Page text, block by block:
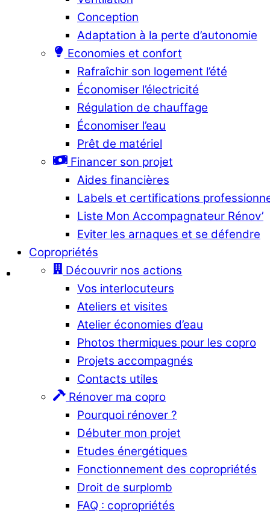
Conception
Adaptation à la perte d’autonomie
Economies et confort
Rafraîchir son logement l’été
Économiser l’électricité
Régulation de chauffage
Économiser l’eau
Prêt de matériel
Financer son projet
Aides financières
Labels et certifications
Liste Mon Accompagnateur Rénov’
Eviter les arnaques et se défendre
Copropriétés
Découvrir nos actions
Vos interlocuteurs
Ateliers et visites
Atelier économies d’eau
Photos thermiques pour les copro
Projets accompagnés
Contacts utiles
Rénover ma copro
Pourquoi rénover ?
Débuter mon projet
Etudes énergétiques
Fonctionnement des copropriétés
Droit de surplomb
FAQ : copropriétés